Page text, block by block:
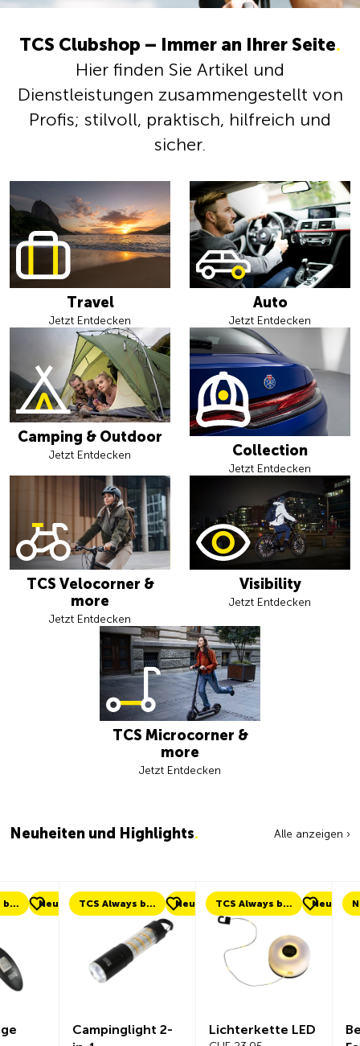
TCS Clubshop – Immer an Ihrer Seite.
Hier finden Sie Artikel und
Dienstleistungen zusammengestellt von
Profis; stilvoll, praktisch, hilfreich und
sicher.
Travel
Jetzt Entdecken
Auto
Jetzt Entdecken
Camping & Outdoor
Jetzt Entdecken Collection
Jetzt Entdecken
TCS Velocorner &
more
Jetzt Entdecken
Visibility
Jetzt Entdecken
TCS Microcorner &
more
Jetzt Entdecken
Neuheiten und Highlights. Alle anzeigen ›
TCS Always by my side Neu
Campinglight 2-
TCS Always by my side Neu
Lichterkette LED
Neu
Beeline